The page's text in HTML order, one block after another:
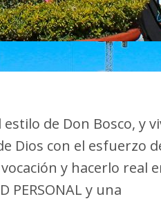
de Don Bosco, y
Dios con el esfuerzo
y hacerlo real
PERSONAL y una